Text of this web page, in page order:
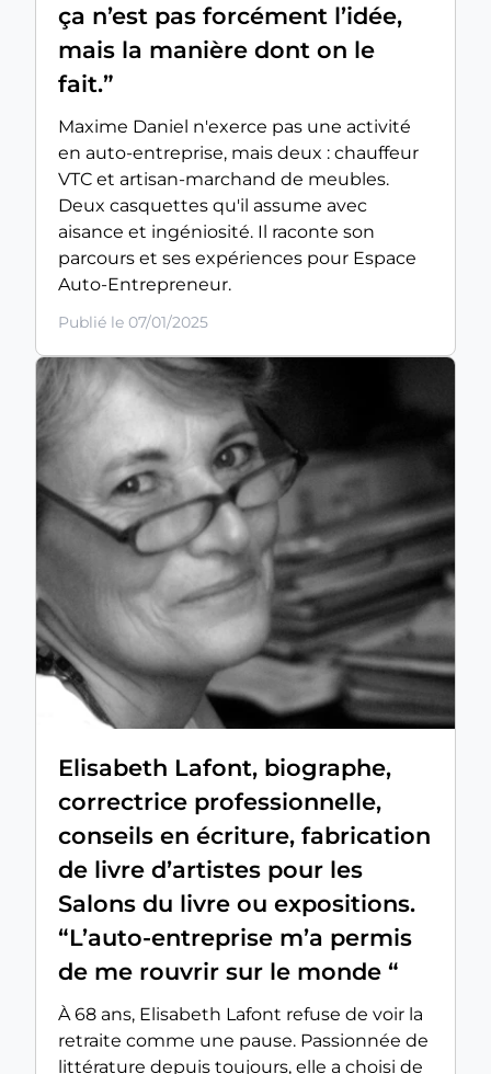
ça n’est pas forcément l’idée,
mais la manière dont on le
fait.”
Maxime Daniel n'exerce pas une activité
en auto-entreprise, mais deux : chauffeur
VTC et artisan-marchand de meubles.
Deux casquettes qu'il assume avec
aisance et ingéniosité. Il raconte son
parcours et ses expériences pour Espace
Auto-Entrepreneur.
Publié le 07/01/2025
Elisabeth Lafont, biographe,
correctrice professionnelle,
conseils en écriture, fabrication
de livre d’artistes pour les
Salons du livre ou expositions.
“L’auto-entreprise m’a permis
de me rouvrir sur le monde “
À 68 ans, Elisabeth Lafont refuse de voir la
retraite comme une pause. Passionnée de
littérature depuis toujours, elle a choisi de